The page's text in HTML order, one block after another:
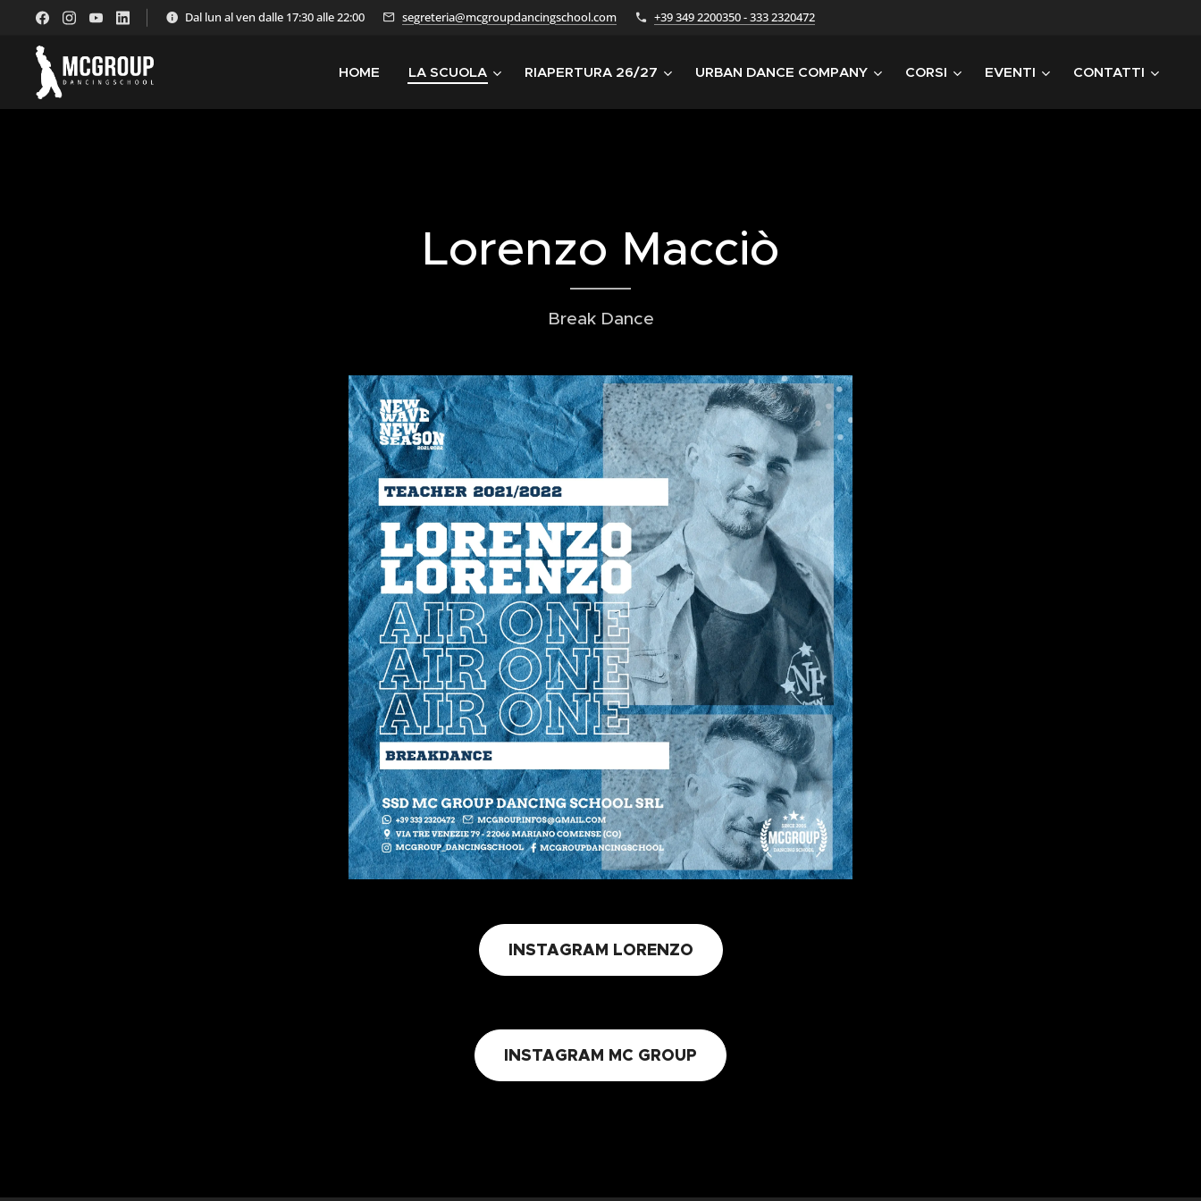
Dal lun al ven dalle 17:30 alle 22:00 segreteria@mcgroupdancingschool.com +39 349 2200350 - 333 2320472
HOME LA SCUOLA RIAPERTURA 26/27 URBAN DANCE COMPANY CORSI EVENTI CONTATTI
Lorenzo Macciò
Break Dance
INSTAGRAM LORENZO
INSTAGRAM MC GROUP